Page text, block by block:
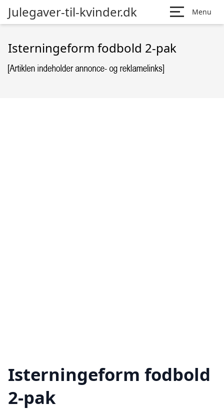
Julegaver-til-kvinder.dk Menu
Isterningeform fodbold 2-pak
Isterningeform fodbold
2-pak